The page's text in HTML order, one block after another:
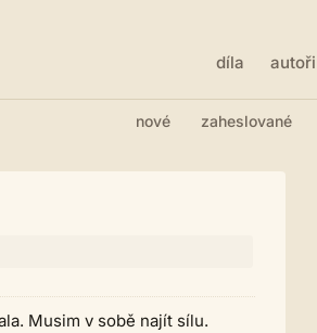
díla autoři
nové zaheslované
Musim v sobě najít sílu.